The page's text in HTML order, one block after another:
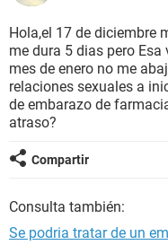
BIENESTAR
SEXUALIDAD
GLOSARIO
Hola,el 17 de diciembre
me dura 5 dias pero
mes de enero no me
relaciones sexuales a
de embarazo de
atraso?
Compartir
Consulta también:
Se podria tratar de un